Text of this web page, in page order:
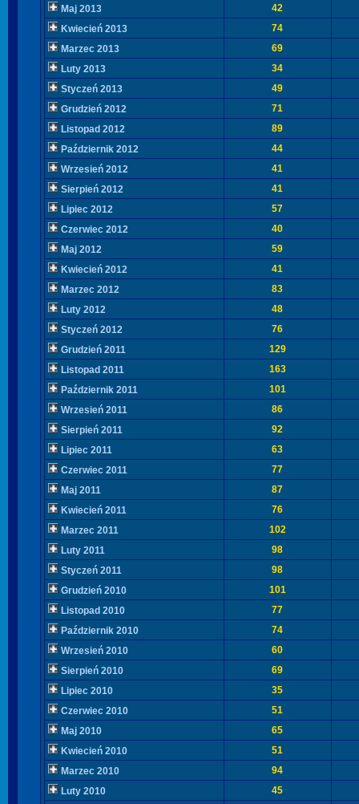
Maj 2013
42
Kwiecień 2013
74
Marzec 2013
69
Luty 2013
34
Styczeń 2013
49
Grudzień 2012
71
Listopad 2012
89
Październik 2012
44
Wrzesień 2012
41
Sierpień 2012
41
Lipiec 2012
57
Czerwiec 2012
40
Maj 2012
59
Kwiecień 2012
41
Marzec 2012
83
Luty 2012
48
Styczeń 2012
76
Grudzień 2011
129
Listopad 2011
163
Październik 2011
101
Wrzesień 2011
86
Sierpień 2011
92
Lipiec 2011
63
Czerwiec 2011
77
Maj 2011
87
Kwiecień 2011
76
Marzec 2011
102
Luty 2011
98
Styczeń 2011
98
Grudzień 2010
101
Listopad 2010
77
Październik 2010
74
Wrzesień 2010
60
Sierpień 2010
69
Lipiec 2010
35
Czerwiec 2010
51
Maj 2010
65
Kwiecień 2010
51
Marzec 2010
94
Luty 2010
45